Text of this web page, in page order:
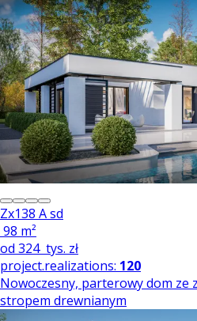
Zx138 A sd
98 m²
od 324 tys. zł
project.realizations: 120
Nowoczesny, parterowy dom ze
stropem drewnianym